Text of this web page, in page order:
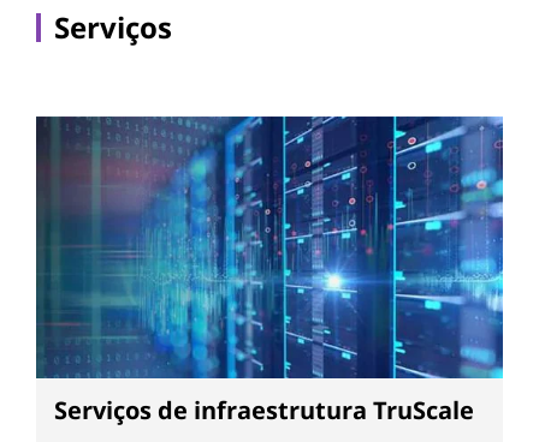
Serviços
Serviços de infraestrutura TruScale